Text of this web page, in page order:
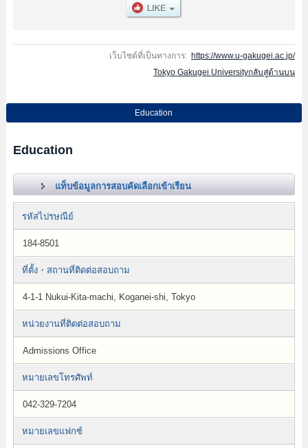
เว็บไซต์ที่เป็นทางการ: https://www.u-gakugei.ac.jp/
Tokyo Gakugei Universityกลับสู่ด้านบน
Education
Education
แท็บข้อมูลการสอบคัดเลือกเข้าเรียน
รหัสไปรษณีย์
184-8501
ที่ตั้ง・สถานที่ติดต่อสอบถาม
4-1-1 Nukui-Kita-machi, Koganei-shi, Tokyo
หน่วยงานที่ติดต่อสอบถาม
Admissions Office
หมายเลขโทรศัพท์
042-329-7204
หมายเลขแฟกซ์